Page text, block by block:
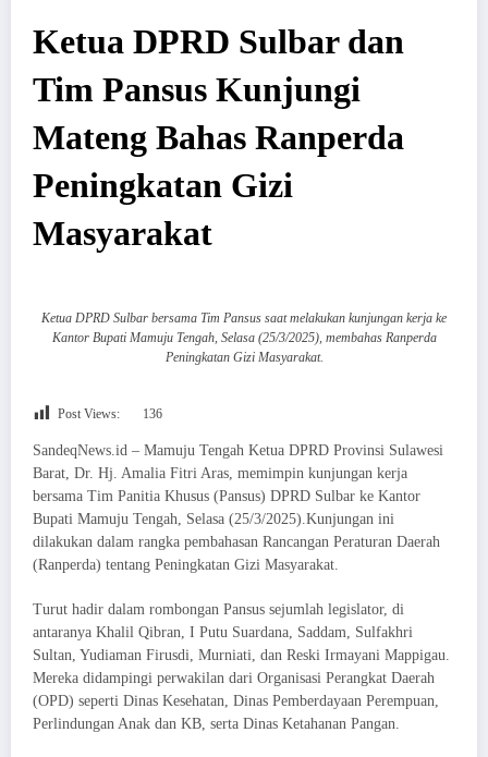
Ketua DPRD Sulbar dan
Tim Pansus Kunjungi
Mateng Bahas Ranperda
Peningkatan Gizi
Masyarakat
Ketua DPRD Sulbar bersama Tim Pansus saat melakukan kunjungan kerja ke
Kantor Bupati Mamuju Tengah, Selasa (25/3/2025), membahas Ranperda
Peningkatan Gizi Masyarakat.
Post Views: 136
SandeqNews.id – Mamuju Tengah Ketua DPRD Provinsi Sulawesi
Barat, Dr. Hj. Amalia Fitri Aras, memimpin kunjungan kerja
bersama Tim Panitia Khusus (Pansus) DPRD Sulbar ke Kantor
Bupati Mamuju Tengah, Selasa (25/3/2025).Kunjungan ini
dilakukan dalam rangka pembahasan Rancangan Peraturan Daerah
(Ranperda) tentang Peningkatan Gizi Masyarakat.
Turut hadir dalam rombongan Pansus sejumlah legislator, di
antaranya Khalil Qibran, I Putu Suardana, Saddam, Sulfakhri
Sultan, Yudiaman Firusdi, Murniati, dan Reski Irmayani Mappigau.
Mereka didampingi perwakilan dari Organisasi Perangkat Daerah
(OPD) seperti Dinas Kesehatan, Dinas Pemberdayaan Perempuan,
Perlindungan Anak dan KB, serta Dinas Ketahanan Pangan.